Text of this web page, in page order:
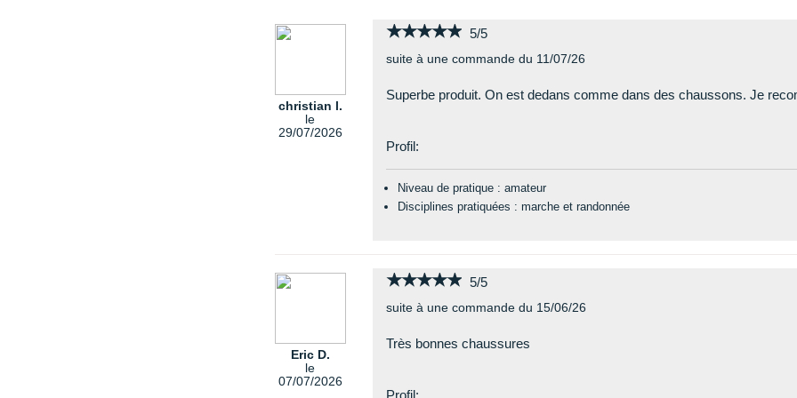
christian l.
le
29/07/2026
★★★★★
★★★★★ 5/5
suite à une commande du 11/07/26
Superbe produit. On est dedans comme dans des chaussons. Je
Profil:
Niveau de pratique : amateur
Disciplines pratiquées : marche et randonnée
Eric D.
le
07/07/2026
★★★★★
★★★★★ 5/5
suite à une commande du 15/06/26
Très bonnes chaussures